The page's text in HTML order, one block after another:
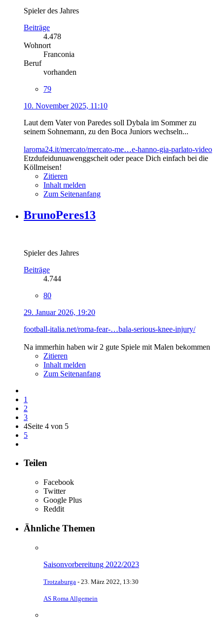
Spieler des Jahres
Beiträge
4.478
Wohnort
Franconia
Beruf
vorhanden
79
10. November 2025, 11:10
Laut dem Vater von Paredes soll Dybala im Sommer zu
seinem Sohnemann, zu den Boca Juniors wechseln...
laroma24.it/mercato/mercato-me…e-hanno-gia-parlato-video
Etzdufeidunuawenggscheit oder peace Dich einfach bei die
Köllmeisen!
Zitieren
Inhalt melden
Zum Seitenanfang
BrunoPeres13
Spieler des Jahres
Beiträge
4.744
80
29. Januar 2026, 19:20
football-italia.net/roma-fear-…bala-serious-knee-injury/
Na immerhin haben wir 2 gute Spiele mit Malen bekommen
Zitieren
Inhalt melden
Zum Seitenanfang
1
2
3
4Seite 4 von 5
5
Teilen
Facebook
Twitter
Google Plus
Reddit
Ähnliche Themen
Saisonvorbereitung 2022/2023
Trotzaburga - 23. März 2022, 13:30
AS Roma Allgemein